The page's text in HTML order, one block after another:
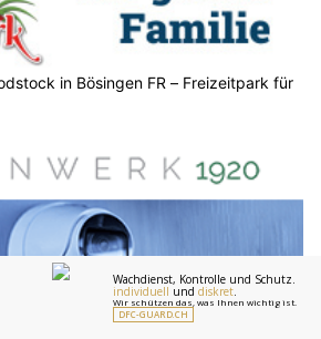
in Bösingen FR – Freizeitpark für
Videoüberwachung für Unternehmen